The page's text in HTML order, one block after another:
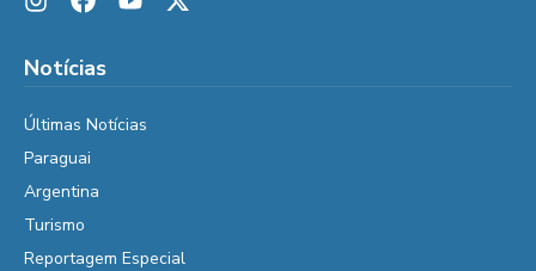
Notícias
Últimas Notícias
Paraguai
Argentina
Turismo
Reportagem Especial